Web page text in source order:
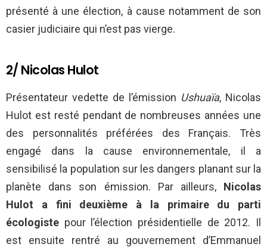
présenté à une élection, à cause notamment de son
casier judiciaire qui n’est pas vierge.
2/ Nicolas Hulot
Présentateur vedette de l’émission Ushuaïa, Nicolas
Hulot est resté pendant de nombreuses années une
des personnalités préférées des Français. Très
engagé dans la cause environnementale, il a
sensibilisé la population sur les dangers planant sur la
planète dans son émission. Par ailleurs, Nicolas
Hulot a fini deuxième à la primaire du parti
écologiste pour l’élection présidentielle de 2012. Il
est ensuite rentré au gouvernement d’Emmanuel